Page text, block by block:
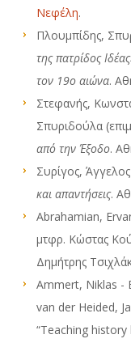
Νεφέλη.
Πλουμπίδης,
της πατρίδος
τον 19ο αιώνα.
Στεφανής,
Σπυριδούλα
από την Έξοδο.
Συρίγος,
και απαντήσεις.
Abrahamian,
μτφρ. Κώστας
Δημήτρης
Ammert, Niklas -
van der Heided,
“Teaching